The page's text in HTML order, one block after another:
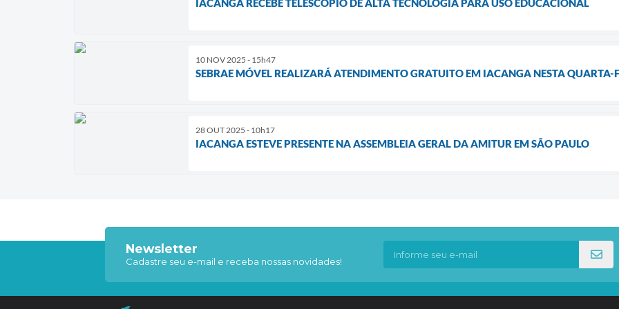
IACANGA RECEBE TELESCÓPIO DE ALTA TECNOLOGIA PARA USO EDUCACIONAL
10 NOV 2025 - 15h47
SEBRAE MÓVEL REALIZARÁ ATENDIMENTO GRATUITO EM IACANGA NESTA QUARTA-
28 OUT 2025 - 10h17
IACANGA ESTEVE PRESENTE NA ASSEMBLEIA GERAL DA AMITUR EM SÃO PAULO
Newsletter
Cadastre seu e-mail e receba nossas novidades!